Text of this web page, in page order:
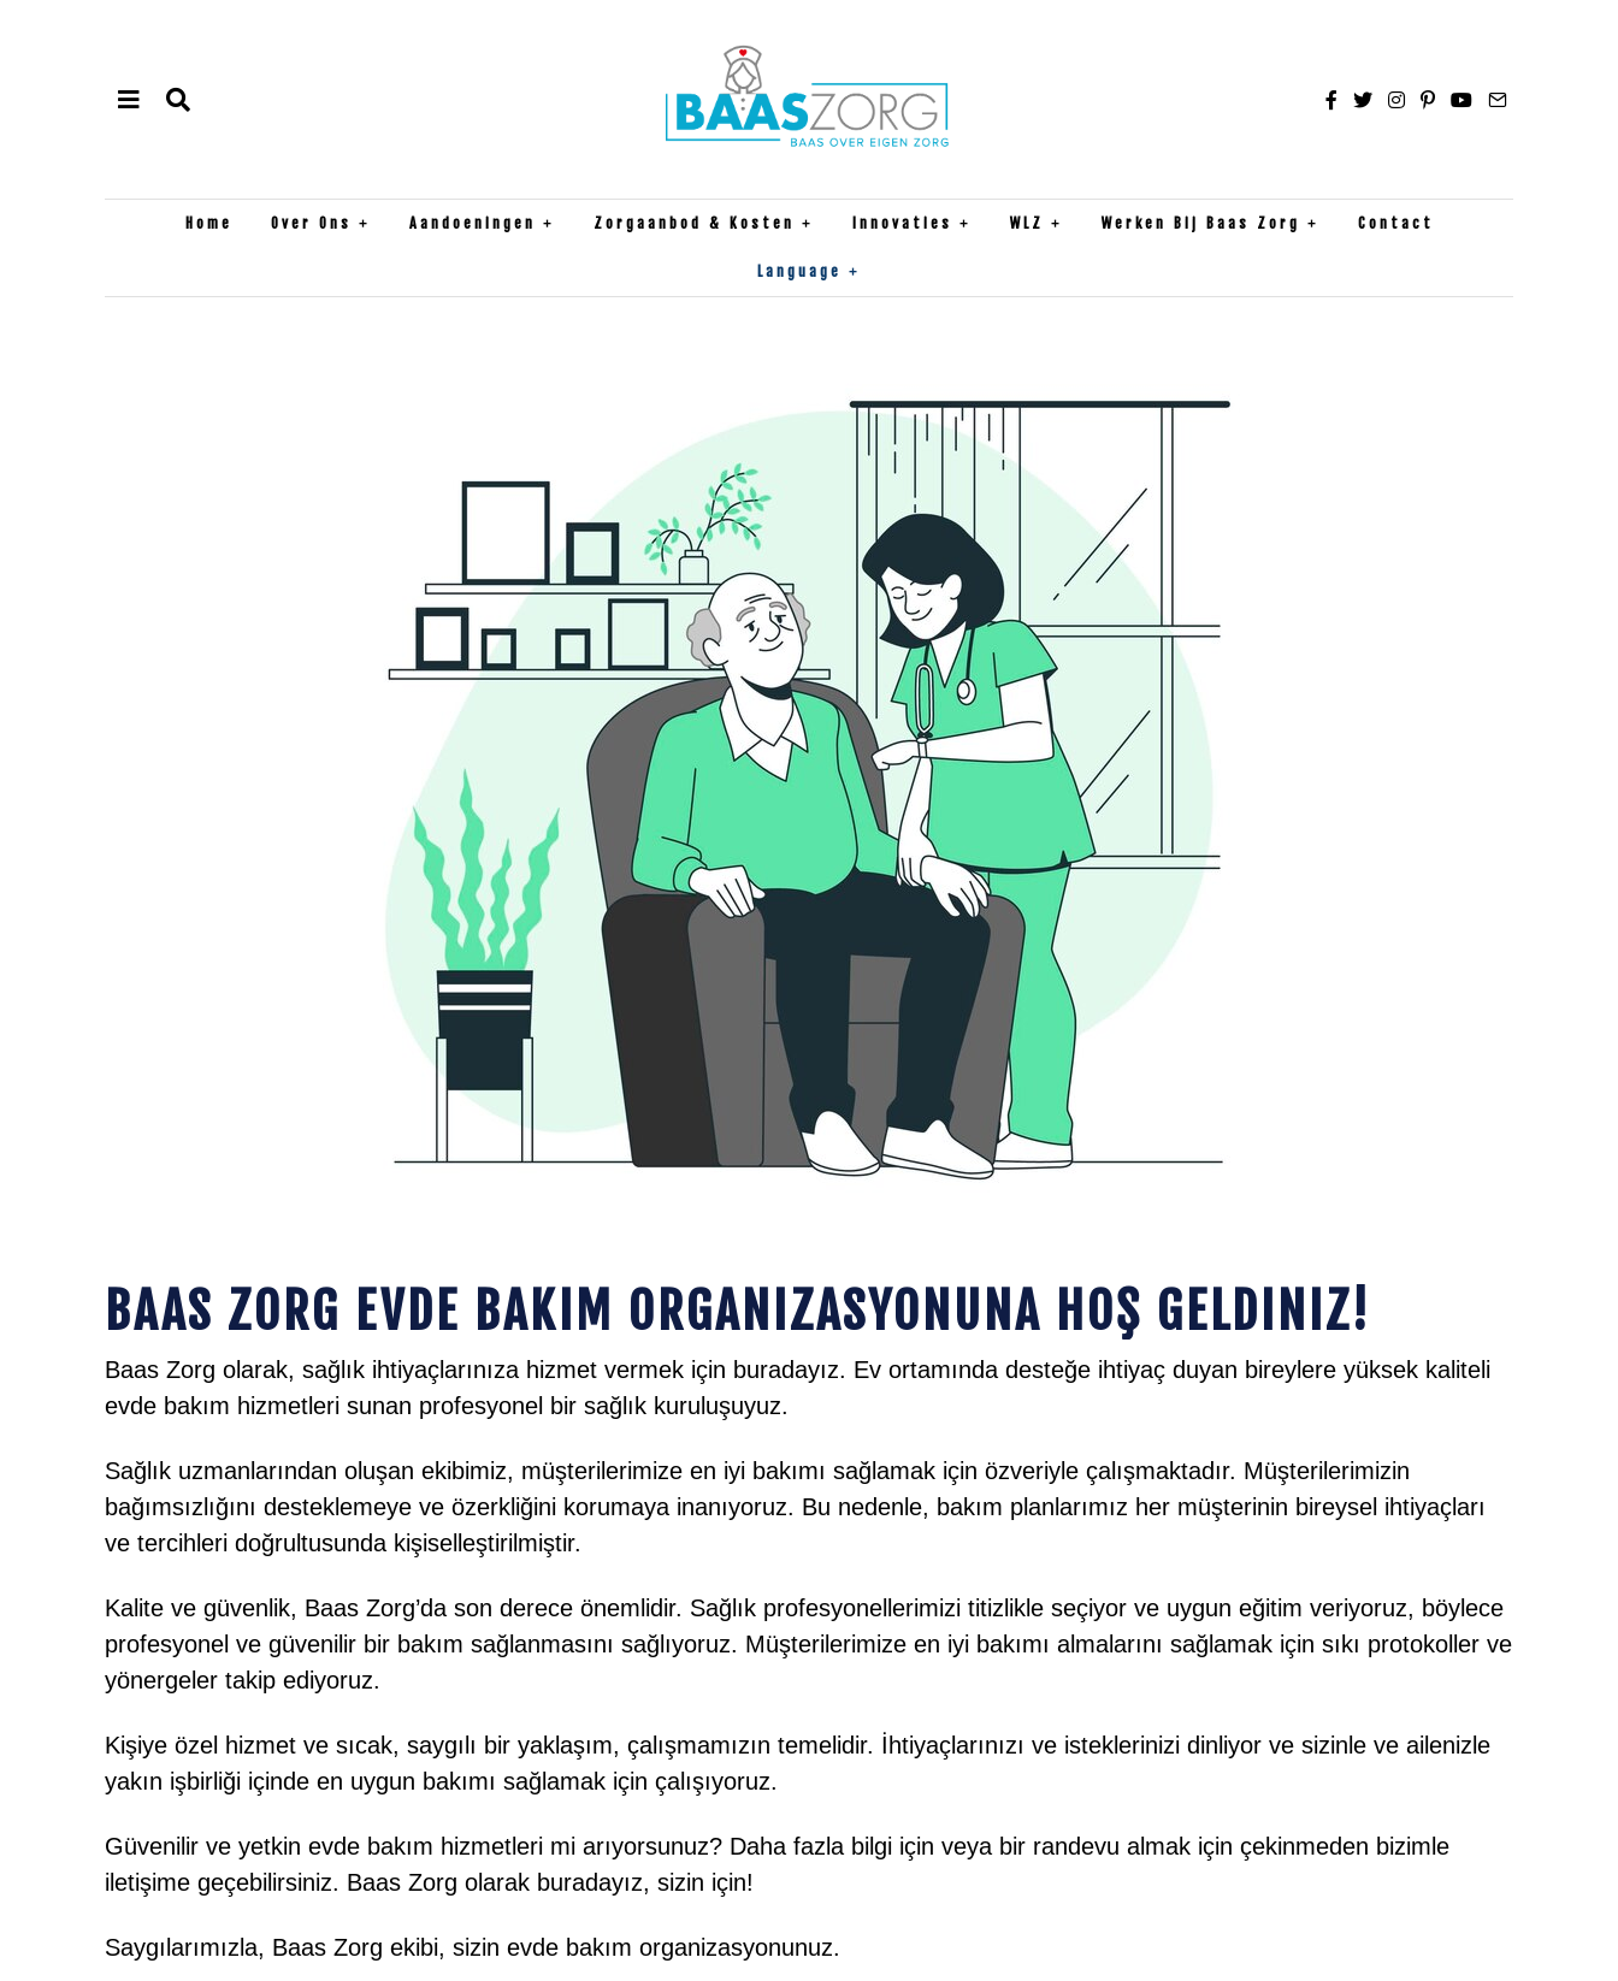
Home Over Ons Aandoeningen Zorgaanbod & Kosten Innovaties WLZ Werken Bij Baas Zorg Contact
Language
BAAS ZORG EVDE BAKIM ORGANIZASYONUNA HOŞ GELDINIZ!
Baas Zorg olarak, sağlık ihtiyaçlarınıza hizmet vermek için buradayız. Ev ortamında desteğe ihtiyaç duyan bireylere yüksek kaliteli
evde bakım hizmetleri sunan profesyonel bir sağlık kuruluşuyuz.
Sağlık uzmanlarından oluşan ekibimiz, müşterilerimize en iyi bakımı sağlamak için özveriyle çalışmaktadır. Müşterilerimizin
bağımsızlığını desteklemeye ve özerkliğini korumaya inanıyoruz. Bu nedenle, bakım planlarımız her müşterinin bireysel ihtiyaçları
ve tercihleri doğrultusunda kişiselleştirilmiştir.
Kalite ve güvenlik, Baas Zorg’da son derece önemlidir. Sağlık profesyonellerimizi titizlikle seçiyor ve uygun eğitim veriyoruz, böylece
profesyonel ve güvenilir bir bakım sağlanmasını sağlıyoruz. Müşterilerimize en iyi bakımı almalarını sağlamak için sıkı protokoller ve
yönergeler takip ediyoruz.
Kişiye özel hizmet ve sıcak, saygılı bir yaklaşım, çalışmamızın temelidir. İhtiyaçlarınızı ve isteklerinizi dinliyor ve sizinle ve ailenizle
yakın işbirliği içinde en uygun bakımı sağlamak için çalışıyoruz.
Güvenilir ve yetkin evde bakım hizmetleri mi arıyorsunuz? Daha fazla bilgi için veya bir randevu almak için çekinmeden bizimle
iletişime geçebilirsiniz. Baas Zorg olarak buradayız, sizin için!
Saygılarımızla, Baas Zorg ekibi, sizin evde bakım organizasyonunuz.